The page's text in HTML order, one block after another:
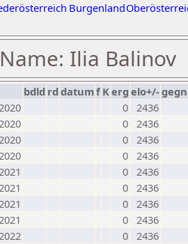
Burgenland
Ilia Balinov
bdld rd datumf Kerg elo+/-
0 2436
0 2436
0 2436
0 2436
0 2436
0 2436
0 2436
0 2436
0 2436